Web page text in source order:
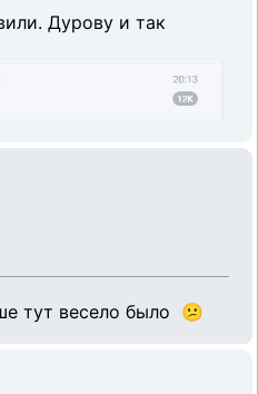
Дурову и так
тут весело было 😕